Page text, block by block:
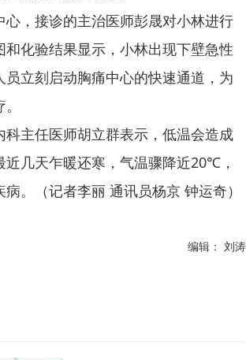
，接诊的主治医师彭晟对小林进行
和化验结果显示，小林出现下壁急性
员立刻启动胸痛中心的快速通道，为
主任医师胡立群表示，低温会造成
近几天乍暖还寒，气温骤降近20℃，
。（记者李丽 通讯员杨京 钟运奇）
编辑： 刘涛